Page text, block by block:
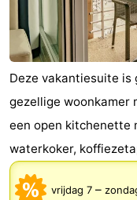
Deze vakantiesuite is
gezellige woonkamer
een open kitchenette
waterkoker,
vrijdag 7 –